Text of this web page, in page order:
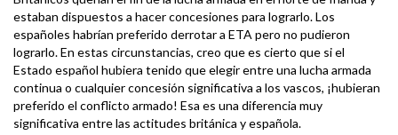
estaban dispuestos a hacer concesiones para lograrlo. Los
españoles habrían preferido derrotar a ETA pero no pudieron
lograrlo. En estas circunstancias, creo que es cierto que si el
Estado español hubiera tenido que elegir entre una lucha armada
continua o cualquier concesión significativa a los vascos, ¡hubieran
preferido el conflicto armado! Esa es una diferencia muy
significativa entre las actitudes británica y española.